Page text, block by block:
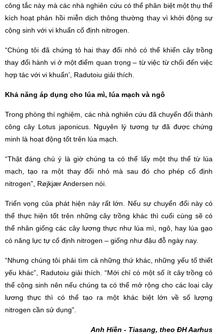
công tắc này mà các nhà nghiên cứu có thể phân biệt một thụ thể
kích hoạt phản hồi miễn dịch thông thường thay vì khởi động sự
cộng sinh với vi khuẩn cố định nitrogen.
“Chúng tôi đã chứng tỏ hai thay đổi nhỏ có thể khiến cây trồng
thay đổi hành vi ở một điểm quan trọng – từ việc từ chối đến việc
hợp tác với vi khuẩn’, Radutoiu giải thích.
Khả năng áp dụng cho lúa mì, lúa mạch và ngô
Trong phòng thí nghiệm, các nhà nghiên cứu đã chuyển đổi thành
công cây Lotus japonicus. Nguyên lý tương tự đã được chứng
minh là hoạt động tốt trên lúa mạch.
“Thật đáng chú ý là giờ chúng ta có thể lấy một thụ thể từ lúa
mạch, tạo ra một thay đổi nhỏ mà sau đó cho phép cố định
nitrogen”, Røjkjær Andersen nói.
Triển vọng của phát hiện này rất lớn. Nếu sự chuyển đổi này có
thể thực hiện tốt trên những cây trồng khác thì cuối cùng sẽ có
thể nhân giống các cây lương thực như lúa mì, ngô, hay lúa gạo
có năng lực tự cố định nitrogen – giống như đậu đỗ ngày nay.
“Nhưng chúng tôi phải tìm cả những thứ khác, những yếu tố thiết
yếu khác”, Radutoiu giải thích. “Mới chỉ có một số ít cây trồng có
thể cộng sinh nên nếu chúng ta có thể mở rộng cho các loại cây
lương thực thì có thể tạo ra một khác biệt lớn về số lượng
nitrogen cần sử dụng”.
Anh Hiền - Tiasang, theo ĐH Aarhus